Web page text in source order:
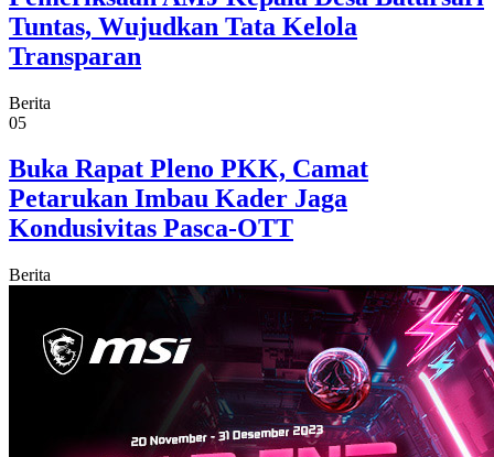
Tuntas, Wujudkan Tata Kelola
Transparan
Berita
05
Buka Rapat Pleno PKK, Camat
Petarukan Imbau Kader Jaga
Kondusivitas Pasca-OTT
Berita